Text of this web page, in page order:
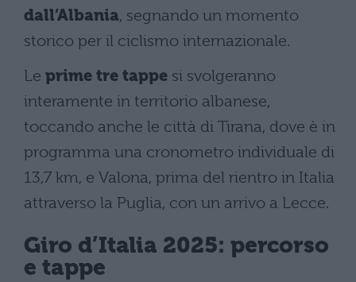
dall’Albania, segnando un momento
storico per il ciclismo internazionale.
Le prime tre tappe si svolgeranno
interamente in territorio albanese,
toccando anche le città di Tirana, dove è in
programma una cronometro individuale di
13,7 km, e Valona, prima del rientro in Italia
attraverso la Puglia, con un arrivo a Lecce.
Giro d’Italia 2025: percorso
e tappe